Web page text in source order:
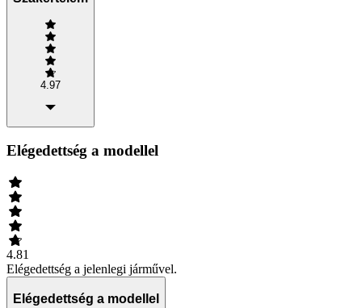
4.97
Elégedettség a modellel
4.81
Elégedettség a jelenlegi járművel.
Elégedettség a modellel